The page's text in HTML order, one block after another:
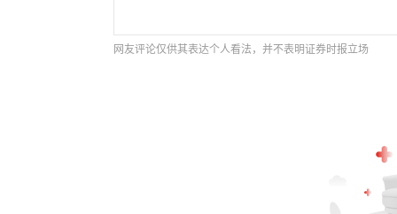
网友评论仅供其表达个人看法，并不表明证券时报立场